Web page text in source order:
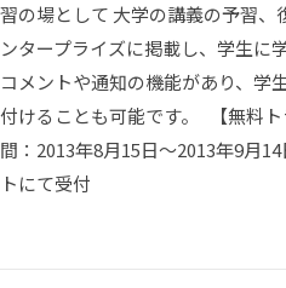
習の場として 大学の講義の予習
ンタープライズに掲載し、学生に
コメントや通知の機能があり、学
付けることも可能です。 【無料
間：2013年8月15日〜2013年9月
トにて受付